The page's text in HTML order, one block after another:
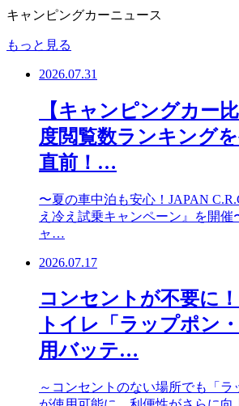
キャンピングカーニュース
もっと見る
2026.07.31
【キャンピングカー
度閲覧数ランキング
直前！…
〜夏の車中泊も安心！JAPAN
え冷え試乗キャンペーン』を開
ャ…
2026.07.17
コンセントが不要に
トイレ「ラップポン
用バッテ…
～コンセントのない場所でも「ラ